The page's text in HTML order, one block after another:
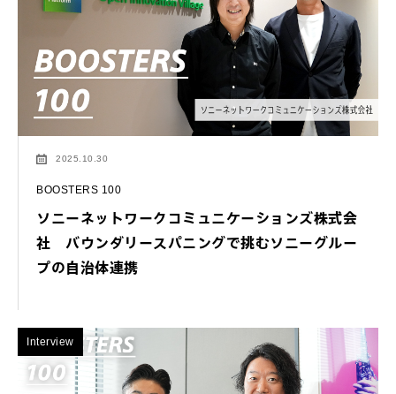
2025.10.30
BOOSTERS 100
ソニーネットワークコミュニケーションズ株式会
社 バウンダリースパニングで挑むソニーグルー
プの自治体連携
Interview